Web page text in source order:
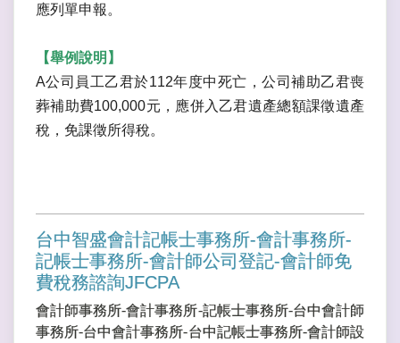
應列單申報。
【舉例說明】
A公司員工乙君於112年度中死亡，公司補助乙君喪
葬補助費100,000元，應併入乙君遺產總額課徵遺產
稅，免課徵所得稅。
台中智盛會計記帳士事務所-會計事務所-
記帳士事務所-會計師公司登記-會計師免
費稅務諮詢JFCPA
會計師事務所-會計事務所-記帳士事務所-台中會計師
事務所-台中會計事務所-台中記帳士事務所-會計師設